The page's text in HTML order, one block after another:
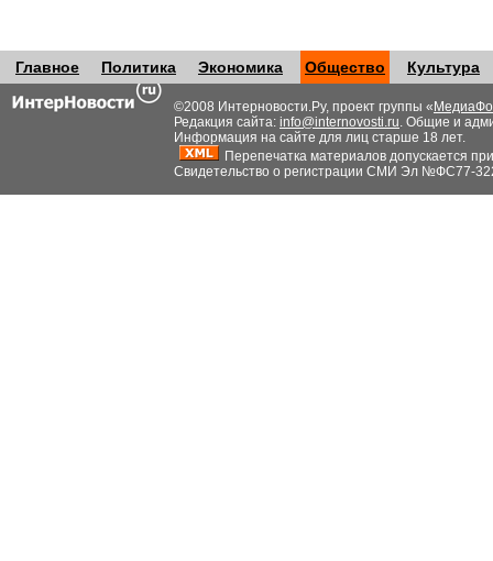
Главное Политика Экономика Общество Культура
©2008 Интерновости.Ру, проект группы «
Редакция сайта: info@internovosti.ru. Общие и
Информация на сайте для лиц старше 18 лет.
Перепечатка материалов допускается
Свидетельство о регистрации СМИ Эл №ФС77-